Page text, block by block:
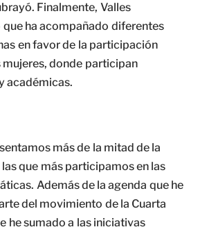
Finalmente, Valles
ha acompañado diferentes
en favor de la participación
donde participan
académicas.
más de la mitad de la
que más participamos en las
Además de la agenda que he
del movimiento de la Cuarta
he sumado a las iniciativas